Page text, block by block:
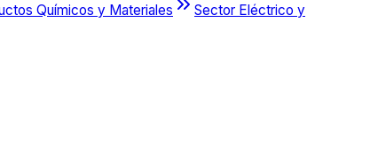
Químicos y Materiales
Sector Eléctrico y